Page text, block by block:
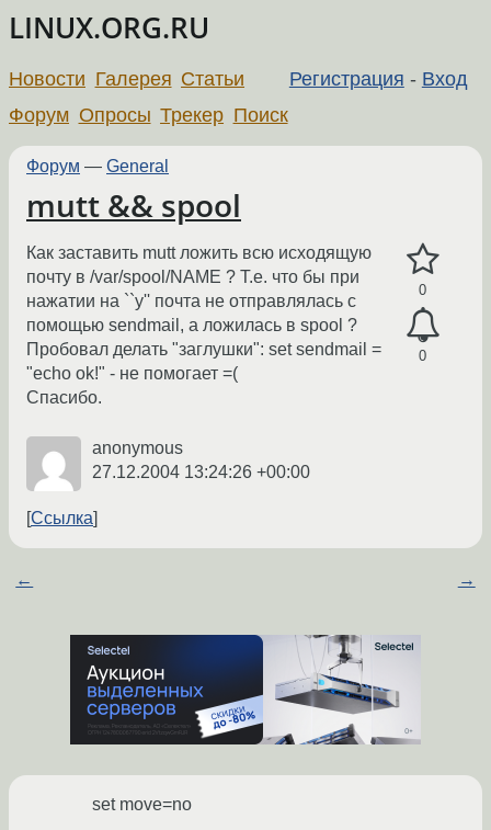
LINUX.ORG.RU
Регистрация - Вход
Новости Галерея Статьи
Форум Опросы Трекер Поиск
Форум — General
mutt && spool
0
0
Как заставить mutt ложить всю исходящую
почту в /var/spool/NAME ? Т.е. что бы при
нажатии на ``y'' почта не отправлялась с
помощью sendmail, а ложилась в spool ?
Пробовал делать "заглушки": set sendmail =
"echo ok!" - не помогает =(
Спасибо.
anonymous
27.12.2004 13:24:26 +00:00
Ссылка
← →
set move=no